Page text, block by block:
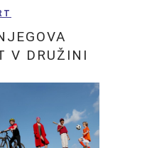
V DRUŽINI